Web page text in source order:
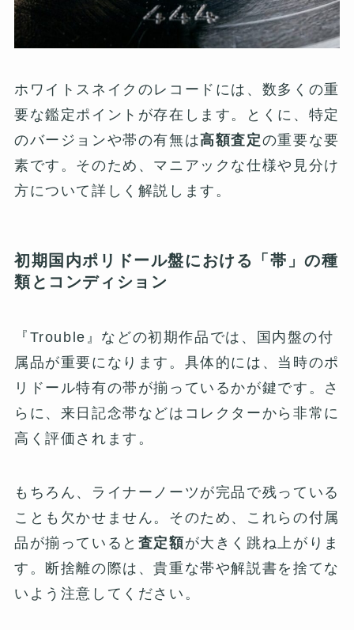
ホワイトスネイクのレコードには、数多くの重
要な鑑定ポイントが存在します。とくに、特定
のバージョンや帯の有無は高額査定の重要な要
素です。そのため、マニアックな仕様や見分け
方について詳しく解説します。
初期国内ポリドール盤における「帯」の種
類とコンディション
『Trouble』などの初期作品では、国内盤の付
属品が重要になります。具体的には、当時のポ
リドール特有の帯が揃っているかが鍵です。さ
らに、来日記念帯などはコレクターから非常に
高く評価されます。
もちろん、ライナーノーツが完品で残っている
ことも欠かせません。そのため、これらの付属
品が揃っていると 査定額が大きく跳ね上がりま
す。断捨離の際は、貴重な帯や解説書を捨てな
いよう注意してください。